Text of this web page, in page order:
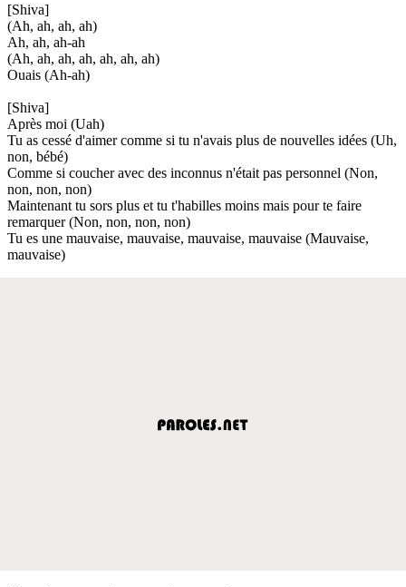
[Shiva]
(Ah, ah, ah, ah)
Ah, ah, ah-ah
(Ah, ah, ah, ah, ah, ah, ah)
Ouais (Ah-ah)
[Shiva]
Après moi (Uah)
Tu as cessé d'aimer comme si tu n'avais plus de nouvelles idées (Uh,
non, bébé)
Comme si coucher avec des inconnus n'était pas personnel (Non,
non, non, non)
Maintenant tu sors plus et tu t'habilles moins mais pour te faire
remarquer (Non, non, non, non)
Tu es une mauvaise, mauvaise, mauvaise, mauvaise (Mauvaise,
mauvaise)